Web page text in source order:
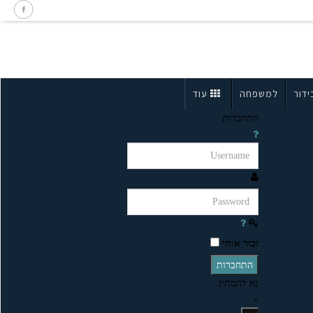
למשפחה עוד
התחברות
זכור אותי
התחברות
נא להמתין...
×